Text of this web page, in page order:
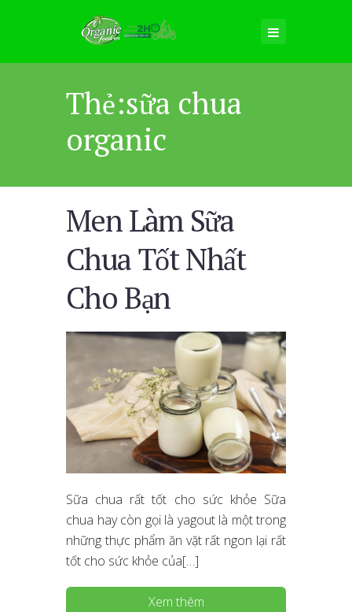
Thẻ:sữa chua
organic
Men Làm Sữa
Chua Tốt Nhất
Cho Bạn
Sữa chua rất tốt cho sức khỏe Sữa
chua hay còn gọi là yagout là một trong
những thực phẩm ăn vặt rất ngon lại rất
tốt cho sức khỏe của[…]
Xem thêm